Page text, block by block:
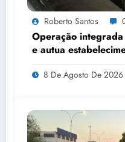
Roberto Santos
Operação
e autua
segurança pública
8 De Agosto De 2026